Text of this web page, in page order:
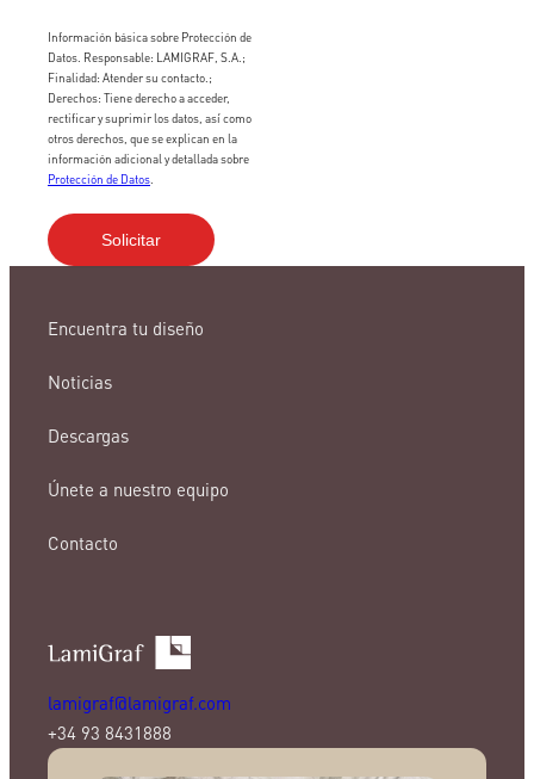
Información básica sobre Protección de
Datos. Responsable: LAMIGRAF, S.A.;
Finalidad: Atender su contacto.;
Derechos: Tiene derecho a acceder,
rectificar y suprimir los datos, así como
otros derechos, que se explican en la
información adicional y detallada sobre
Protección de Datos.
Encuentra tu diseño
Noticias
Descargas
Únete a nuestro equipo
Contacto
lamigraf@lamigraf.com
+34 93 8431888